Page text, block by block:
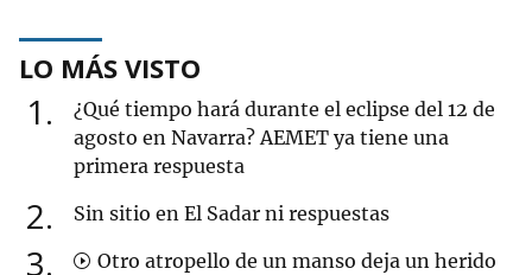
LO MÁS VISTO
1
¿Qué tiempo hará durante el eclipse del 12 de
agosto en Navarra? AEMET ya tiene una
primera respuesta
2 Sin sitio en El Sadar ni respuestas
3
Otro atropello de un manso deja un herido